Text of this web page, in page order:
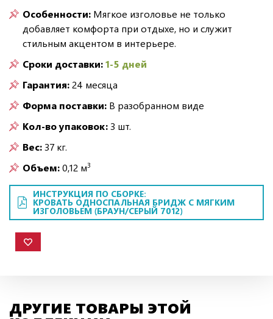
Особенности: Мягкое изголовье не только
добавляет комфорта при отдыхе, но и служит
стильным акцентом в интерьере.
Сроки доставки:1-5 дней
Гарантия:24 месяца
Форма поставки: В разобранном виде
Кол-во упаковок:3 шт.
Вес:37 кг.
Объем:0,12 м3
ИНСТРУКЦИЯ ПО СБОРКЕ:
КРОВАТЬ ОДНОСПАЛЬНАЯ БРИДЖ С МЯГКИМ
ИЗГОЛОВЬЕМ (БРАУН/СЕРЫЙ 7012)
ДРУГИЕ ТОВАРЫ ЭТОЙ